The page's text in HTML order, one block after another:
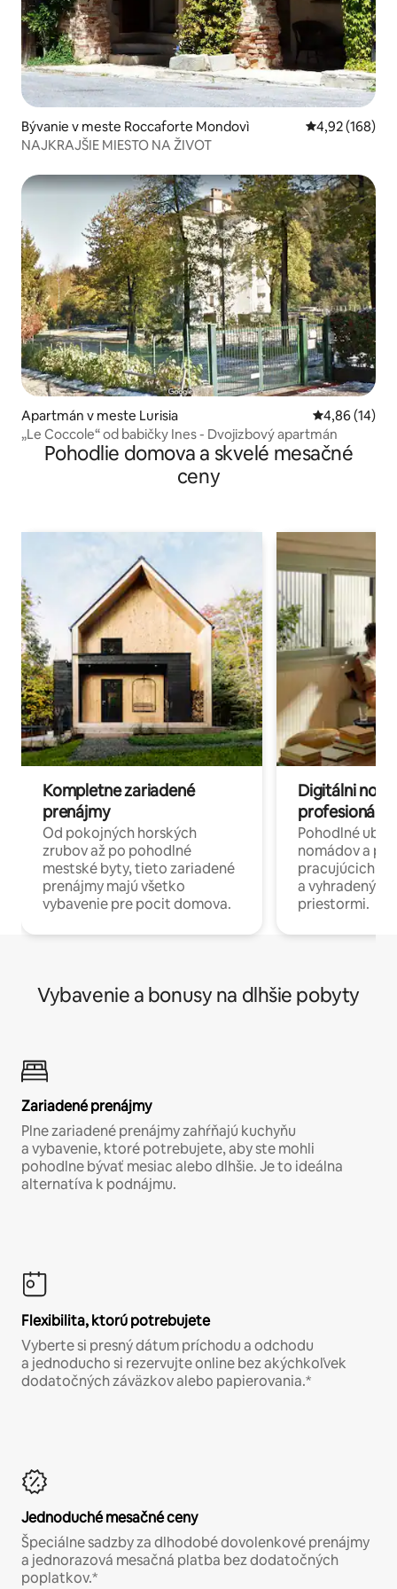
Bývanie v meste Roccaforte Mondovì Priemerné
4,92 (168)
NAJKRAJŠIE MIESTO NA ŽIVOT
Apartmán v meste Lurisia Priemerné
4,86 (14)
„Le Coccole“ od babičky Ines - Dvojizbový apartmán
Pohodlie domova a skvelé mesačné
ceny
Kompletne zariadené
prenájmy
Od pokojných horských
zrubov až po pohodlné
mestské byty, tieto zariadené
prenájmy majú všetko
vybavenie pre pocit domova.
Digitálni
profesionáli
Pohodlné
nomádov a
pracujúcich
a
priestormi.
Vybavenie a bonusy na dlhšie pobyty
Zariadené prenájmy
Plne zariadené prenájmy zahŕňajú kuchyňu
a vybavenie, ktoré potrebujete, aby ste mohli
pohodlne bývať mesiac alebo dlhšie. Je to ideálna
alternatíva k podnájmu.
Flexibilita, ktorú potrebujete
Vyberte si presný dátum príchodu a odchodu
a jednoducho si rezervujte online bez akýchkoľvek
dodatočných záväzkov alebo papierovania.*
Jednoduché mesačné ceny
Špeciálne sadzby za dlhodobé dovolenkové prenájmy
a jednorazová mesačná platba bez dodatočných
poplatkov.*